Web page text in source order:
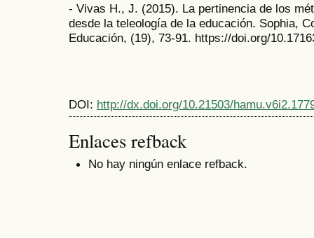
- Vivas H., J. (2015). La pertinencia de los
desde la teleología de la educación. Sophia,
Educación, (19), 73-91. https://doi.org/
DOI: http://dx.doi.org/10.21503/
Enlaces refback
No hay ningún enlace refback.